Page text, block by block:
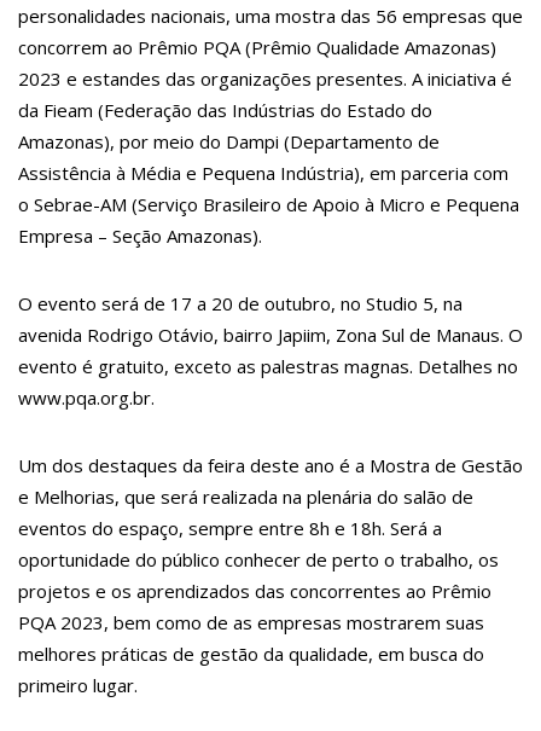
lanchonete na zona Norte
12:32 Homem leva garota de programa para hotel, é assaltado e
tem prejuízo de R$ 15 mil
12:29 Mulher corre o risco de ficar cega após brigar com
adolescente por namorado em Manaus
12:26 Ministros de Lula aproveitam aviões da FAB para passar fim
de semana em casa
12:21 Elymar Santos movimenta casa de praia Zezinho Corrêa com
os melhores sucessos da música romântica
Patrícia Abravanel fica aos prantos durante homenagem a
Silvio Santos
12:34 Negociação de paz fracassa no Sudão e rivais voltam a se
enfrentar
Prefeitura de Manaus divulga resultado preliminar do
Programa Bolsa Idiomas 2023
12:21 VÍDEO: Homem confessa que m4tou companheira em
Manaus e diz que vítima era “ciumenta”
xenofobia após xingar Brasil
Noivado de Luan Santana terminou após cantor se
reaproximar da ex, Jade Magalhães
12:01 Última Chamada: Convocação da lista de espera do Fies
encerra nesta sexta
11:53 Prefeitura de Manaus abre inscrições gratuitas para
treinamento sobre marketing digital
10:01 Junho violeta – Caimi realiza grande caminhada para
combater a violência contra o idoso
13:11 Sine Manaus oferta 284 vagas de emprego nesta quinta-
13:06 Anna Carolina Jatobá pode ir para o regime aberto; veja
personalidades nacionais, uma mostra das 56 empresas que
concorrem ao Prêmio PQA (Prêmio Qualidade Amazonas)
2023 e estandes das organizações presentes. A iniciativa é
da Fieam (Federação das Indústrias do Estado do
Amazonas), por meio do Dampi (Departamento de
Assistência à Média e Pequena Indústria), em parceria com
o Sebrae-AM (Serviço Brasileiro de Apoio à Micro e Pequena
Empresa – Seção Amazonas).
O evento será de 17 a 20 de outubro, no Studio 5, na
avenida Rodrigo Otávio, bairro Japiim, Zona Sul de Manaus. O
evento é gratuito, exceto as palestras magnas. Detalhes no
www.pqa.org.br.
Um dos destaques da feira deste ano é a Mostra de Gestão
e Melhorias, que será realizada na plenária do salão de
eventos do espaço, sempre entre 8h e 18h. Será a
oportunidade do público conhecer de perto o trabalho, os
projetos e os aprendizados das concorrentes ao Prêmio
PQA 2023, bem como de as empresas mostrarem suas
melhores práticas de gestão da qualidade, em busca do
primeiro lugar.